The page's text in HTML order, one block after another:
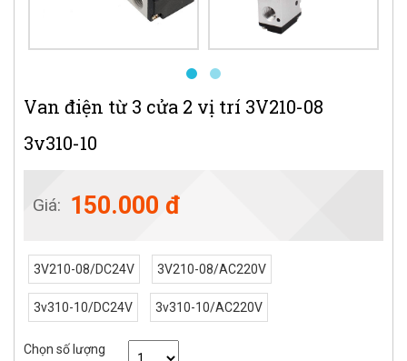
Van điện từ 3 cửa 2 vị trí 3V210-08
3v310-10
Giá: 150.000 đ
3V210-08/DC24V 3V210-08/AC220V
3v310-10/DC24V 3v310-10/AC220V
Chọn số lượng